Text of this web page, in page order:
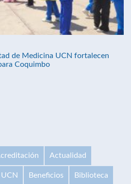
de Medicina UCN fortalecen
Coquimbo
Actualidad
Beneficios Biblioteca